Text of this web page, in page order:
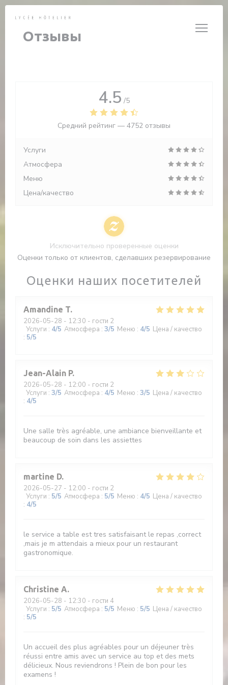
Панель управления cookies
Отзывы
Оценки наших посетителей
Amandine T
2026-05-28 - 12:30 - гости 2
Услуги : 4/5 Атмосфера : 3/5 Меню : 4/5 Цена / качество
: 5/5
Jean-Alain P
2026-05-28 - 12:00 - гости 2
Услуги : 3/5 Атмосфера : 4/5 Меню : 3/5 Цена / качество
: 4/5
Une salle très agréable, une ambiance bienveillante et
beaucoup de soin dans les assiettes
martine D
2026-05-27 - 12:00 - гости 2
Услуги : 5/5 Атмосфера : 5/5 Меню : 4/5 Цена / качество
: 4/5
le service a table est tres satisfaisant le repas ,correct
,mais je m attendais a mieux pour un restaurant
gastronomique.
Christine A
2026-05-28 - 12:30 - гости 4
Услуги : 5/5 Атмосфера : 5/5 Меню : 5/5 Цена / качество
: 5/5
Un accueil des plus agréables pour un déjeuner très
réussi entre amis avec un service au top et des mets
délicieux. Nous reviendrons ! Plein de bon pour les
examens !
4.5 /5
Средний рейтинг — 4752 отзывы
Услуги
Атмосфера
Меню
Цена/качество
Исключительно проверенные оценки
Оценки только от клиентов, сделавших резервирование